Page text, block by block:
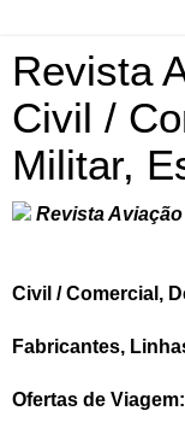
Revista
Civil /
Militar,
Revista
Civil / Comercial,
Fabricantes,
Ofertas de